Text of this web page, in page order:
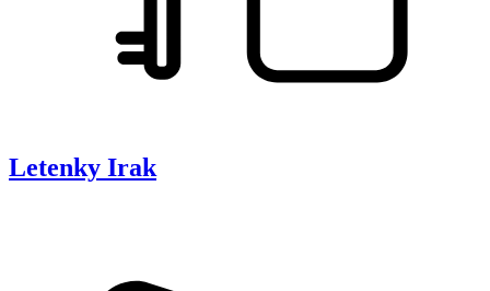
Letenky Irak